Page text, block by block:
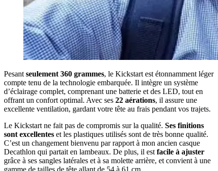
Pesantseulement 360 grammes, le Kickstart est étonnamment léger
compte tenu de la technologie embarquée. Il intègre un système
d’éclairage complet, comprenant une batterie et des LED, tout en
offrant un confort optimal. Avec ses 22 aérations, il assure une
excellente ventilation, gardant votre tête au frais pendant vos trajets.
Le Kickstart ne fait pas de compromis sur la qualité. Ses finitions
sont excellentes et les plastiques utilisés sont de très bonne qualité.
C’est un changement bienvenu par rapport à mon ancien casque
Decathlon qui partait en lambeaux. De plus, il estfacile à ajuster
grâce à ses sangles latérales et à sa molette arrière, et convient à une